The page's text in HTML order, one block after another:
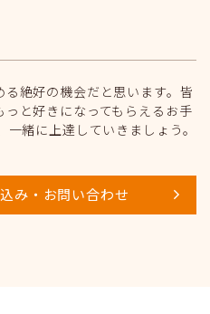
絶好の機会だと思います。皆
と好きになってもらえるお手
緒に上達していきましょう。
み・お問い合わせ